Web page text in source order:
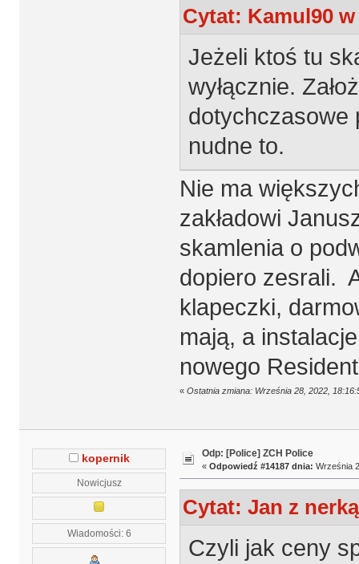
Cytat: Kamul90 w
Jeżeli ktoś tu
wyłącznie.
dotychczasowe
nudne to.
Nie ma
zakładowi
skamlenia o
dopiero zesrali.
klapeczki,
mają, a
nowego
« Ostatnia zmiana: Września 28, 2022,
kopernik
Nowicjusz
Wiadomości: 6
Odp: [Police] ZCH Police
« Odpowiedź #14187 dnia: Września
Cytat: Jan z
Czyli jak ceny